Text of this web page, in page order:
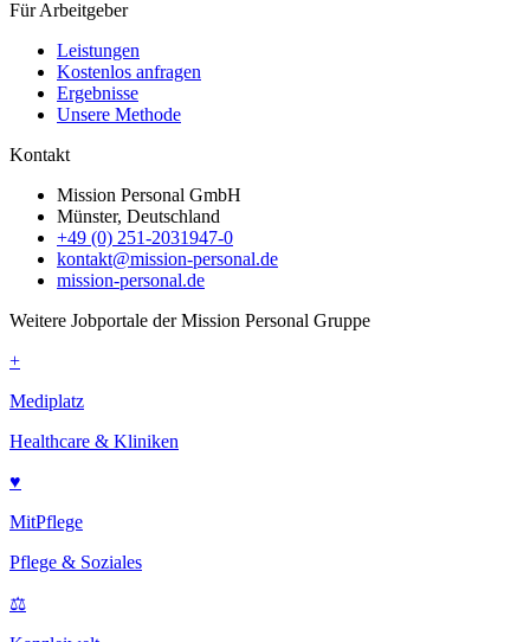
Für Arbeitgeber
Leistungen
Kostenlos anfragen
Ergebnisse
Unsere Methode
Kontakt
Mission Personal GmbH
Münster, Deutschland
+49 (0) 251-2031947-0
kontakt@mission-personal.de
mission-personal.de
Weitere Jobportale der Mission Personal Gruppe
+
Mediplatz
Healthcare & Kliniken
♥
MitPflege
Pflege & Soziales
⚖